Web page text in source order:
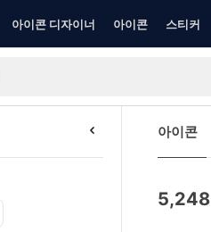
아이콘 디자이너 아이콘 스티커
아이콘
5,248